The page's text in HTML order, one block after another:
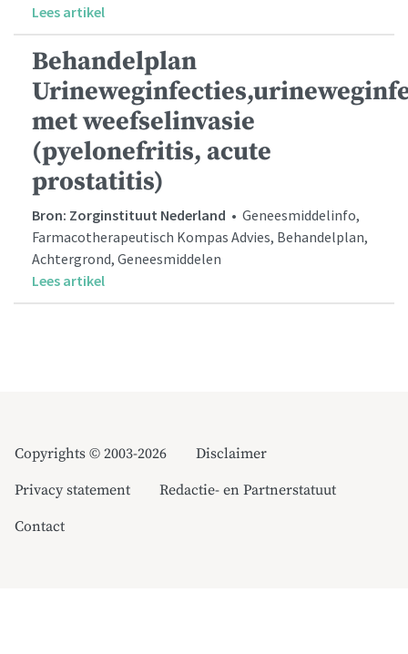
Lees artikel
Behandelplan
met weefselinvasie
(pyelonefritis, acute
prostatitis)
Bron: Zorginstituut Nederland • Geneesmiddelinfo,
Farmacotherapeutisch Kompas Advies, Behandelplan,
Achtergrond, Geneesmiddelen
Lees artikel
Copyrights © 2003-2026
Disclaimer
Privacy statement
Redactie- en Partnerstatuut
Contact